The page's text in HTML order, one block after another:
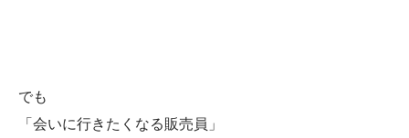
でも
「会いに行きたくなる販売員」